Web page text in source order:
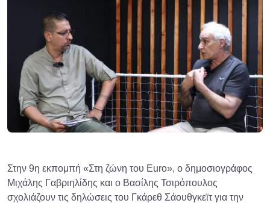
Στην 9η εκπομπή «Στη ζώνη του Εuro», ο δημοσιογράφος
Μιχάλης Γαβριηλίδης και ο Βασίλης Τσιρόπουλος
σχολιάζουν τις δηλώσεις του Γκάρεθ Σάουθγκεϊτ για την